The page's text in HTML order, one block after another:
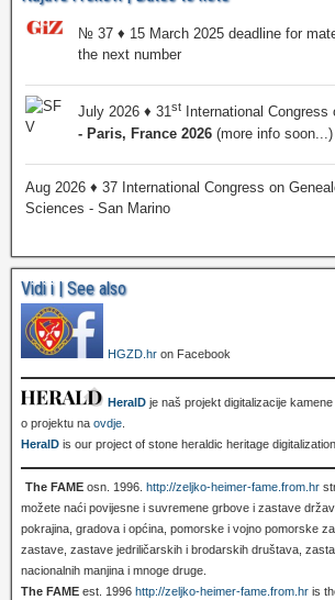
№ 37 ♦ 15 March 2025 deadline for
the next number
July 2026 ♦ 31st International
- Paris, France 2026 (more info soon...)
Aug 2026 ♦ 37 International Congress on
Sciences - San Marino
Vidi i | See also
HGZD.hr on Facebook
HeralD je naš projekt digitalizacije
o projektu na ovdje
HeralD is our project of stone heraldic heritage
The FAME osn. 1996. http://zeljko-heimer-fame.from.hr
možete naći povijesne i suvremene grbove i zastave
pokrajina, gradova i općina, pomorske i vojno pomorske
zastave, zastave jedriličarskih i brodarskih društava,
nacionalnih manjina i mnoge druge.
The FAME est. 1996 http://zeljko-heimer-fame.from.hr is